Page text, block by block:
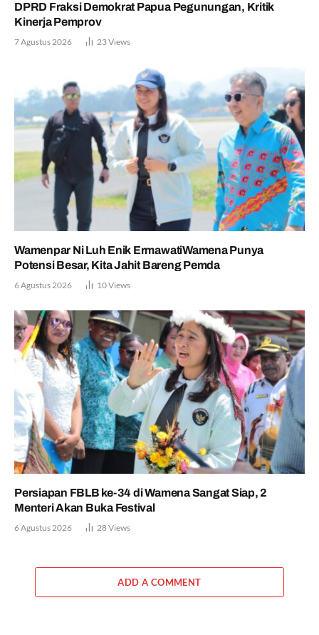
DPRD Fraksi Demokrat Papua Pegunungan, Kritik
Kinerja Pemprov
7 Agustus 2026 23Views
Wamenpar Ni Luh Enik ErmawatiWamena Punya
Potensi Besar, Kita Jahit Bareng Pemda
6 Agustus 2026 10Views
Persiapan FBLB ke-34 di Wamena Sangat Siap, 2
Menteri Akan Buka Festival
6 Agustus 2026 28Views
ADD A COMMENT